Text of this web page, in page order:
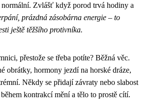
Zvlášť když porod trvá hodiny a
prázdná zásobárna energie – to
ještě těžšího protivníka.
přestože se třeba potíte? Běžná věc.
obrátky, hormony jezdí na horské dráze,
Někdy se přidají závraty nebo slabost
kontrakcí mění a tělo to prostě cítí.